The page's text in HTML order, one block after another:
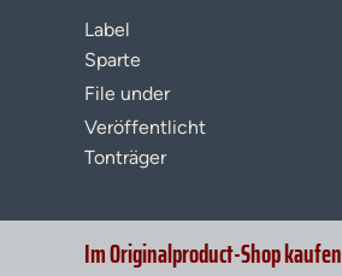
Label
Sparte
File under
Veröffentlicht
Tonträger
Im Originalproduct-Shop kaufen